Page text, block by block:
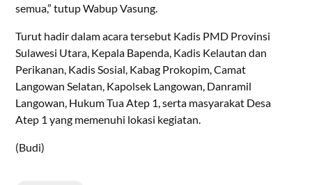
semua,” tutup Wabup Vasung.
Turut hadir dalam acara tersebut Kadis PMD Provinsi
Sulawesi Utara, Kepala Bapenda, Kadis Kelautan dan
Perikanan, Kadis Sosial, Kabag Prokopim, Camat
Langowan Selatan, Kapolsek Langowan, Danramil
Langowan, Hukum Tua Atep 1, serta masyarakat Desa
Atep 1 yang memenuhi lokasi kegiatan.
(Budi)